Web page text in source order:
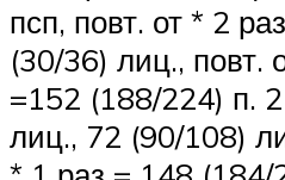
псп, повт. от * 2
(30/36) лиц., повт.
=152 (188/224) п.
лиц., 72 (90/108)